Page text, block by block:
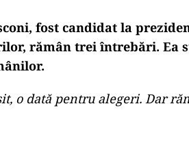
fost candidat la
rămân trei întrebări. Ea
o dată pentru alegeri. Dar